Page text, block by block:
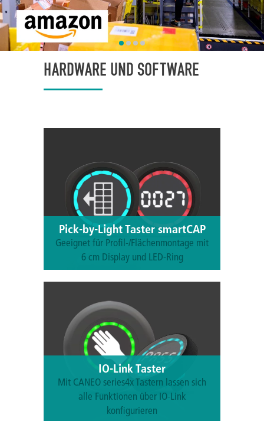
HARDWARE UND SOFTWARE
Pick-by-Light Taster smartCAP
Geeignet für Profil-/Flächenmontage mit
6 cm Display und LED-Ring
Mehr erfahren
IO-Link Taster
Mit CANEO series4x Tastern lassen sich
alle Funktionen über IO-Link
konfigurieren